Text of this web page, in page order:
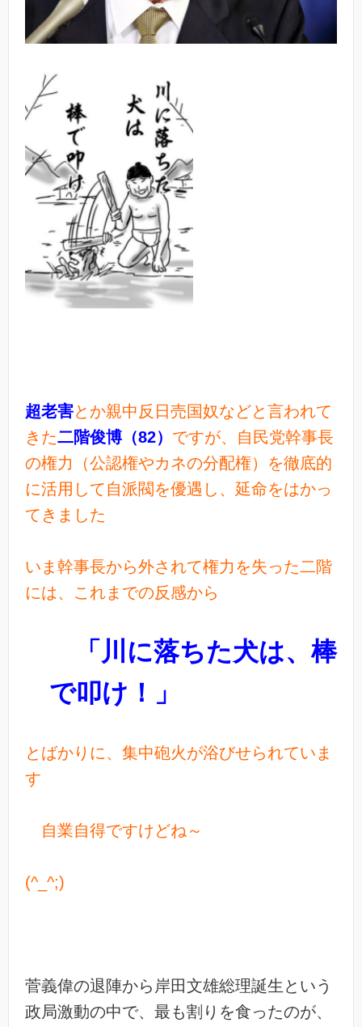
超老害とか親中反日売国奴などと言われて
きた二階俊博（82） ですが、自民党幹事長
の権力（公認権やカネの分配権）を徹底的
に活用して自派閥を優遇し、延命をはかっ
てきました
いま幹事長から外されて権力を失った二階
には、これまでの反感から
「川に落ちた犬は、棒
で叩け！」
とばかりに、集中砲火が浴びせられていま
す
自業自得ですけどね～
(^_^;)
菅義偉の退陣から岸田文雄総理誕生という
政局激動の中で、最も割りを食ったのが、